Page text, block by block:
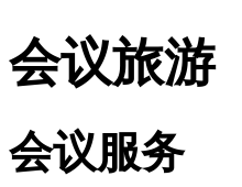
会议旅游
会议服务